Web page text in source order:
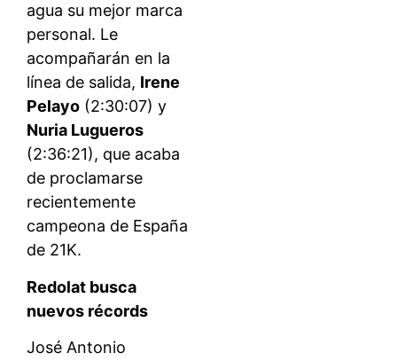
agua su mejor marca
personal. Le
acompañarán en la
línea de salida, Irene
Pelayo (2:30:07) y
Nuria Lugueros
(2:36:21), que acaba
de proclamarse
recientemente
campeona de España
de 21K.
Redolat busca
nuevos récords
José Antonio